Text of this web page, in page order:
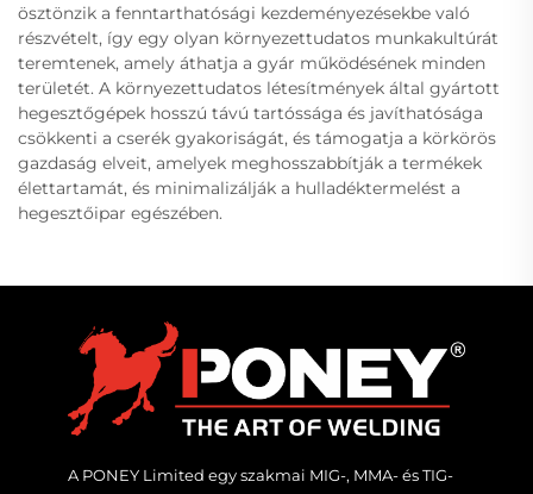
ösztönzik a fenntarthatósági kezdeményezésekbe való
részvételt, így egy olyan környezettudatos munkakultúrát
teremtenek, amely áthatja a gyár működésének minden
területét. A környezettudatos létesítmények által gyártott
hegesztőgépek hosszú távú tartóssága és javíthatósága
csökkenti a cserék gyakoriságát, és támogatja a körkörös
gazdaság elveit, amelyek meghosszabbítják a termékek
élettartamát, és minimalizálják a hulladéktermelést a
hegesztőipar egészében.
A PONEY Limited egy szakmai MIG-, MMA- és TIG-